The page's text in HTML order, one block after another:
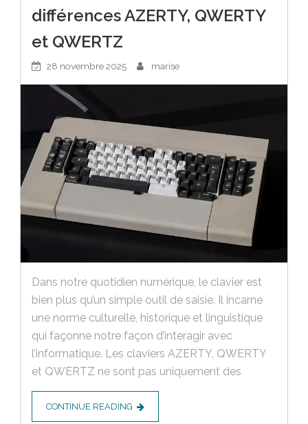
différences AZERTY, QWERTY
et QWERTZ
28 novembre 2025 marise
Dans notre quotidien numérique, le clavier est
bien plus qu’un simple outil de saisie. Il incarne
une norme culturelle, historique et linguistique
qui façonne notre façon d’interagir avec
l’informatique. Les claviers AZERTY, QWERTY
et QWERTZ ne sont pas uniquement des
CONTINUE READING